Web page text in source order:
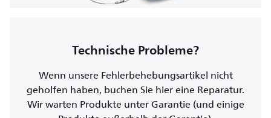
Technische Probleme?
Wenn unsere Fehlerbehebungsartikel nicht
geholfen haben, buchen Sie hier eine Reparatur.
Wir warten Produkte unter Garantie (und einige